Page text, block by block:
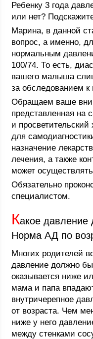
Ребенку 3 года
или нет?
Марина, в данной
вопрос, а именно,
нормальным
100/74. То есть,
вашего малыша
за обследованием к
Обращаем ваше
представленная на
и просветительский
для
назначение
лечения, а также
может
Обязательно
специалистом.
Какое давление
Норма АД по
Многих родителей
давление должно
оказывается ниже
мама и папа
внутричерепное
от возраста. Чем
ниже у него
между стенками